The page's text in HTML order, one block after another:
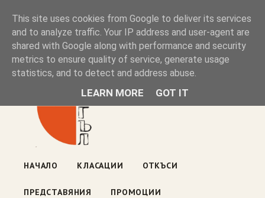
Книжен ъгъл
Блог на книжарницата — класации, откъси, нови книги
ул. „Оборище" 117, София· пон–пет 10:00–19:00 ·
НАЧАЛО КЛАСАЦИИ ОТКЪСИ
ПРЕДСТАВЯНИЯ ПРОМОЦИИ
This site uses cookies from Google to deliver its services
and to analyze traffic. Your IP address and user-agent are
shared with Google along with performance and security
metrics to ensure quality of service, generate usage
statistics, and to detect and address abuse.
LEARN MORE GOT IT